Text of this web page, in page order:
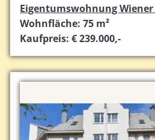
Eigentumswohnung
Wohnfläche: 75 m²
Kaufpreis: € 239.000,-